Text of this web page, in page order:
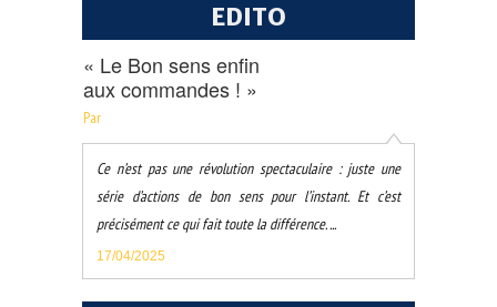
EDITO
« Le Bon sens enfin
aux commandes ! »
Par
Ce n’est pas une révolution spectaculaire : juste une
série d’actions de bon sens pour l’instant. Et c’est
précisément ce qui fait toute la différence. ...
17/04/2025